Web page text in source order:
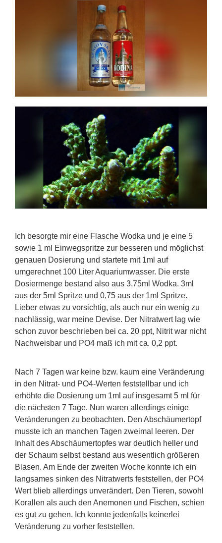
Ich besorgte mir eine Flasche Wodka und je eine 5
sowie 1 ml Einwegspritze zur besseren und möglichst
genauen Dosierung und startete mit 1ml auf
umgerechnet 100 Liter Aquariumwasser. Die erste
Dosiermenge bestand also aus 3,75ml Wodka. 3ml
aus der 5ml Spritze und 0,75 aus der 1ml Spritze.
Lieber etwas zu vorsichtig, als auch nur ein wenig zu
nachlässig, war meine Devise. Der Nitratwert lag wie
schon zuvor beschrieben bei ca. 20 ppt, Nitrit war nicht
Nachweisbar und PO4 maß ich mit ca. 0,2 ppt.
Nach 7 Tagen war keine bzw. kaum eine Veränderung
in den Nitrat- und PO4-Werten feststellbar und ich
erhöhte die Dosierung um 1ml auf insgesamt 5 ml für
die nächsten 7 Tage. Nun waren allerdings einige
Veränderungen zu beobachten. Den Abschäumertopf
musste ich an manchen Tagen zweimal leeren. Der
Inhalt des Abschäumertopfes war deutlich heller und
der Schaum selbst bestand aus wesentlich größeren
Blasen. Am Ende der zweiten Woche konnte ich ein
langsames sinken des Nitratwerts feststellen, der PO4
Wert blieb allerdings unverändert. Den Tieren, sowohl
Korallen als auch den Anemonen und Fischen, schien
es gut zu gehen. Ich konnte jedenfalls keinerlei
Veränderung zu vorher feststellen.